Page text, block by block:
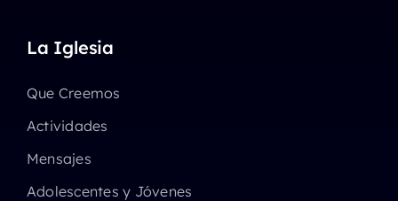
La Iglesia
Que Creemos
Actividades
Mensajes
Adolescentes y Jóvenes